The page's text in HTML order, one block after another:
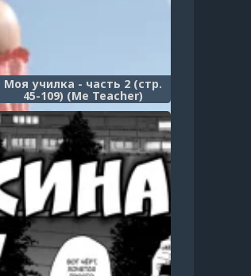
Моя училка - часть 2 (стр.
45-109) (Me Teacher)